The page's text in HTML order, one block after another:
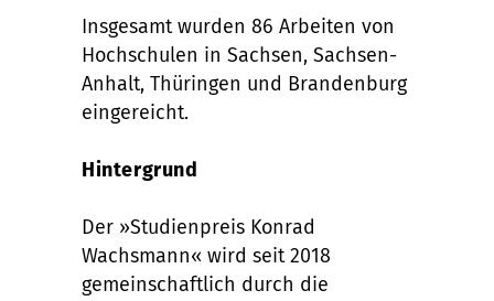
Insgesamt wurden 86 Arbeiten von
Hochschulen in Sachsen, Sachsen-
Anhalt, Thüringen und Brandenburg
eingereicht.
Hintergrund
Der »Studienpreis Konrad
Wachsmann« wird seit 2018
gemeinschaftlich durch die